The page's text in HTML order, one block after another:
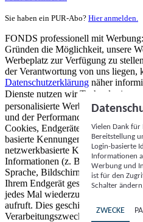
Sie haben ein PUR-Abo? Hier anmelden.
FONDS professionell mit
Gründen die Möglichkeit, unsere
Werbeplatz zur Verfügung zu
der Verantwortung von uns liegen,
Datenschutzerklärung näher
Dienste nutzen wir Technologien
personalisierte Werbung und
und der Performance von Inhalten
Cookies, Endgeräte- oder
basierte Kennungen, zufällig
netzwerkbasierte Kennungen)
Informationen (z. B. Browsertyp
Sprache, Bildschirmgröße,
Ihrem Endgerät gespeichert oder
jedes Mal wiederzuerkennen, wenn
aufruft. Dies geschieht für einen
Verarbeitungszwecke.
Vielen Dank für
Bereitstellung
Login-basierte
Informationen
Werbung und
ist für den
Schalter
ZWECKE